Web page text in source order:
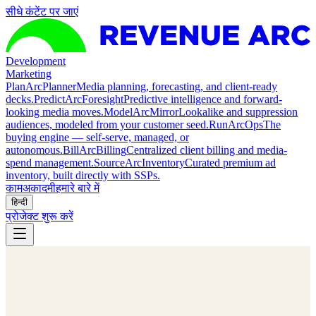
सीधे कंटेंट पर जाएं
Development
Marketing
PlanArcPlannerMedia planning, forecasting, and client-ready
decks.PredictArcForesightPredictive intelligence and forward-
looking media moves.ModelArcMirrorLookalike and suppression
audiences, modeled from your customer seed.RunArcOpsThe
buying engine — self-serve, managed, or
autonomous.BillArcBillingCentralized client billing and media-
spend management.SourceArcInventoryCurated premium ad
inventory, built directly with SSPs.
कामअकादमीहमारे बारे में
हिन्दी
प्रोजेक्ट शुरू करें